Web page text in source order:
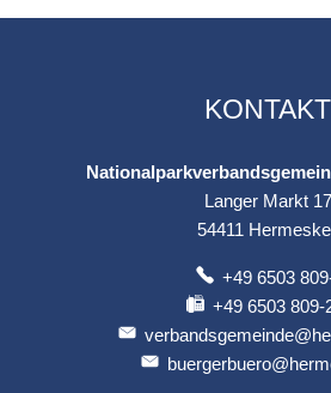
KONTAKT
Langer Markt 17
54411
+49 6503
+49 6503 809-